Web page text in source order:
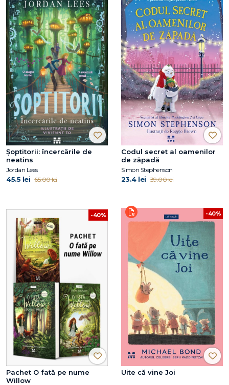
Şoptitorii: încercările de
neatins
Jordan Lees
45.5 lei 65.00 lei
Codul secret al oamenilor
de zăpadă
Simon Stephenson
23.4 lei 39.00 lei
-40%
Pachet O fată pe nume
Willow
-40%
Uite că vine Joi